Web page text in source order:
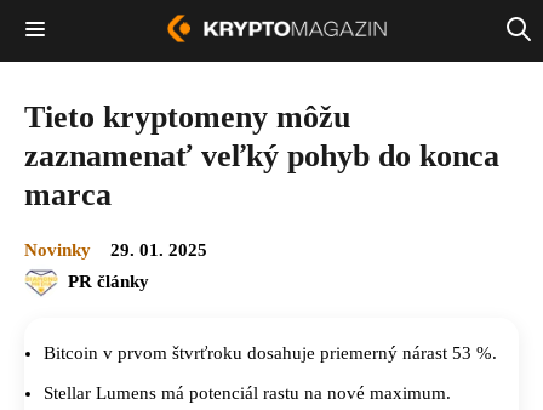
Tieto kryptomeny môžu
zaznamenať veľký pohyb do konca
marca
Novinky
29. 01. 2025
PR články
Bitcoin v prvom štvrťroku dosahuje priemerný nárast 53 %.
Stellar Lumens má potenciál rastu na nové maximum.